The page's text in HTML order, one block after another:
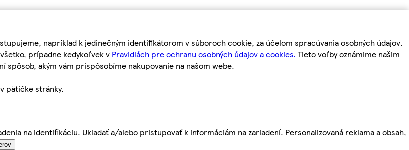
napríklad k jedinečným identifikátorom v súboroch cookie, za účelom spracúvania osobných údajov.
prípadne kedykoľvek v Pravidlách pre ochranu osobných údajov a cookies. Tieto voľby oznámime našim
akým vám prispôsobíme nakupovanie na našom webe.
pätičke stránky.
na identifikáciu. Ukladať a/alebo pristupovať k informáciám na zariadení. Personalizovaná reklama a obsah,